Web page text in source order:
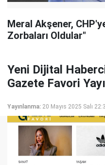
Meral Akşener,
Zorbaları Oldular"
Yeni Dijital
Gazete Favori
Yayınlanma: 20 Mayıs 2025 Salı